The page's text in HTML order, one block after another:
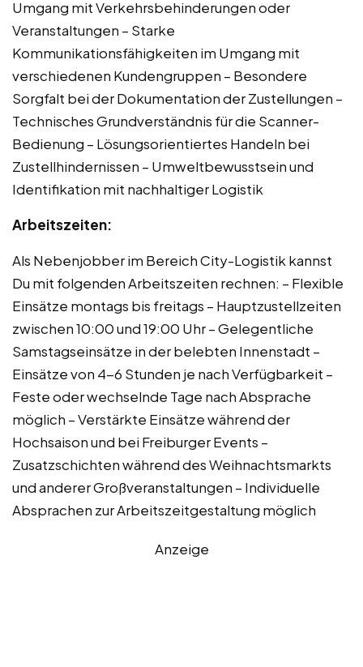
Umgang mit Verkehrsbehinderungen oder
Veranstaltungen – Starke
Kommunikationsfähigkeiten im Umgang mit
verschiedenen Kundengruppen – Besondere
Sorgfalt bei der Dokumentation der Zustellungen –
Technisches Grundverständnis für die Scanner-
Bedienung – Lösungsorientiertes Handeln bei
Zustellhindernissen – Umweltbewusstsein und
Identifikation mit nachhaltiger Logistik
Arbeitszeiten:
Als Nebenjobber im Bereich City-Logistik kannst
Du mit folgenden Arbeitszeiten rechnen: – Flexible
Einsätze montags bis freitags – Hauptzustellzeiten
zwischen 10:00 und 19:00 Uhr – Gelegentliche
Samstagseinsätze in der belebten Innenstadt –
Einsätze von 4-6 Stunden je nach Verfügbarkeit –
Feste oder wechselnde Tage nach Absprache
möglich – Verstärkte Einsätze während der
Hochsaison und bei Freiburger Events –
Zusatzschichten während des Weihnachtsmarkts
und anderer Großveranstaltungen – Individuelle
Absprachen zur Arbeitszeitgestaltung möglich
Anzeige